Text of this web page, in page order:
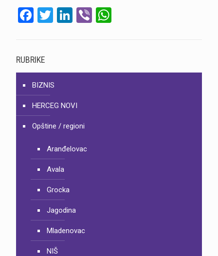
Facebook
Twitter
LinkedIn
Viber
RUBRIKE
BIZNIS
HERCEG NOVI
Opštine / regioni
Aranđelovac
Avala
Grocka
Jagodina
Mladenovac
NIŠ